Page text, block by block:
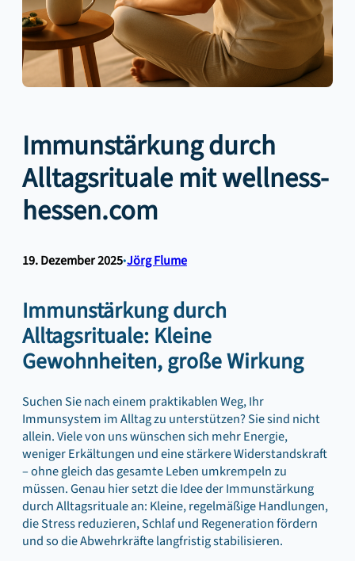
Immunstärkung durch
Alltagsrituale mit wellness-
hessen.com
19. Dezember 2025•Jörg Flume
Immunstärkung durch
Alltagsrituale: Kleine
Gewohnheiten, große Wirkung
Suchen Sie nach einem praktikablen Weg, Ihr
Immunsystem im Alltag zu unterstützen? Sie sind nicht
allein. Viele von uns wünschen sich mehr Energie,
weniger Erkältungen und eine stärkere Widerstandskraft
– ohne gleich das gesamte Leben umkrempeln zu
müssen. Genau hier setzt die Idee der Immunstärkung
durch Alltagsrituale an: Kleine, regelmäßige Handlungen,
die Stress reduzieren, Schlaf und Regeneration fördern
und so die Abwehrkräfte langfristig stabilisieren.